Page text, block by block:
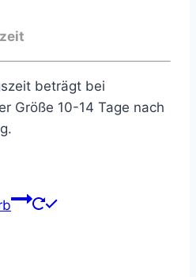
beträgt bei
Größe 10-14 Tage nach